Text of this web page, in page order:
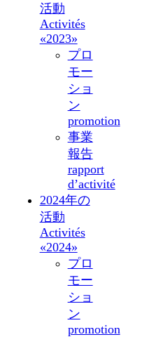
活動
Activités
«2023»
プロ
モー
ショ
ン
promotion
事業
報告
rapport
d’activité
2024年の
活動
Activités
«2024»
プロ
モー
ショ
ン
promotion